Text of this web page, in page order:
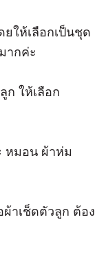
ให้เลือกเป็นชุด
ากค่ะ
ก ให้เลือก
หมอน ผ้าห่ม
าเช็ดตัวลูก ต้อง